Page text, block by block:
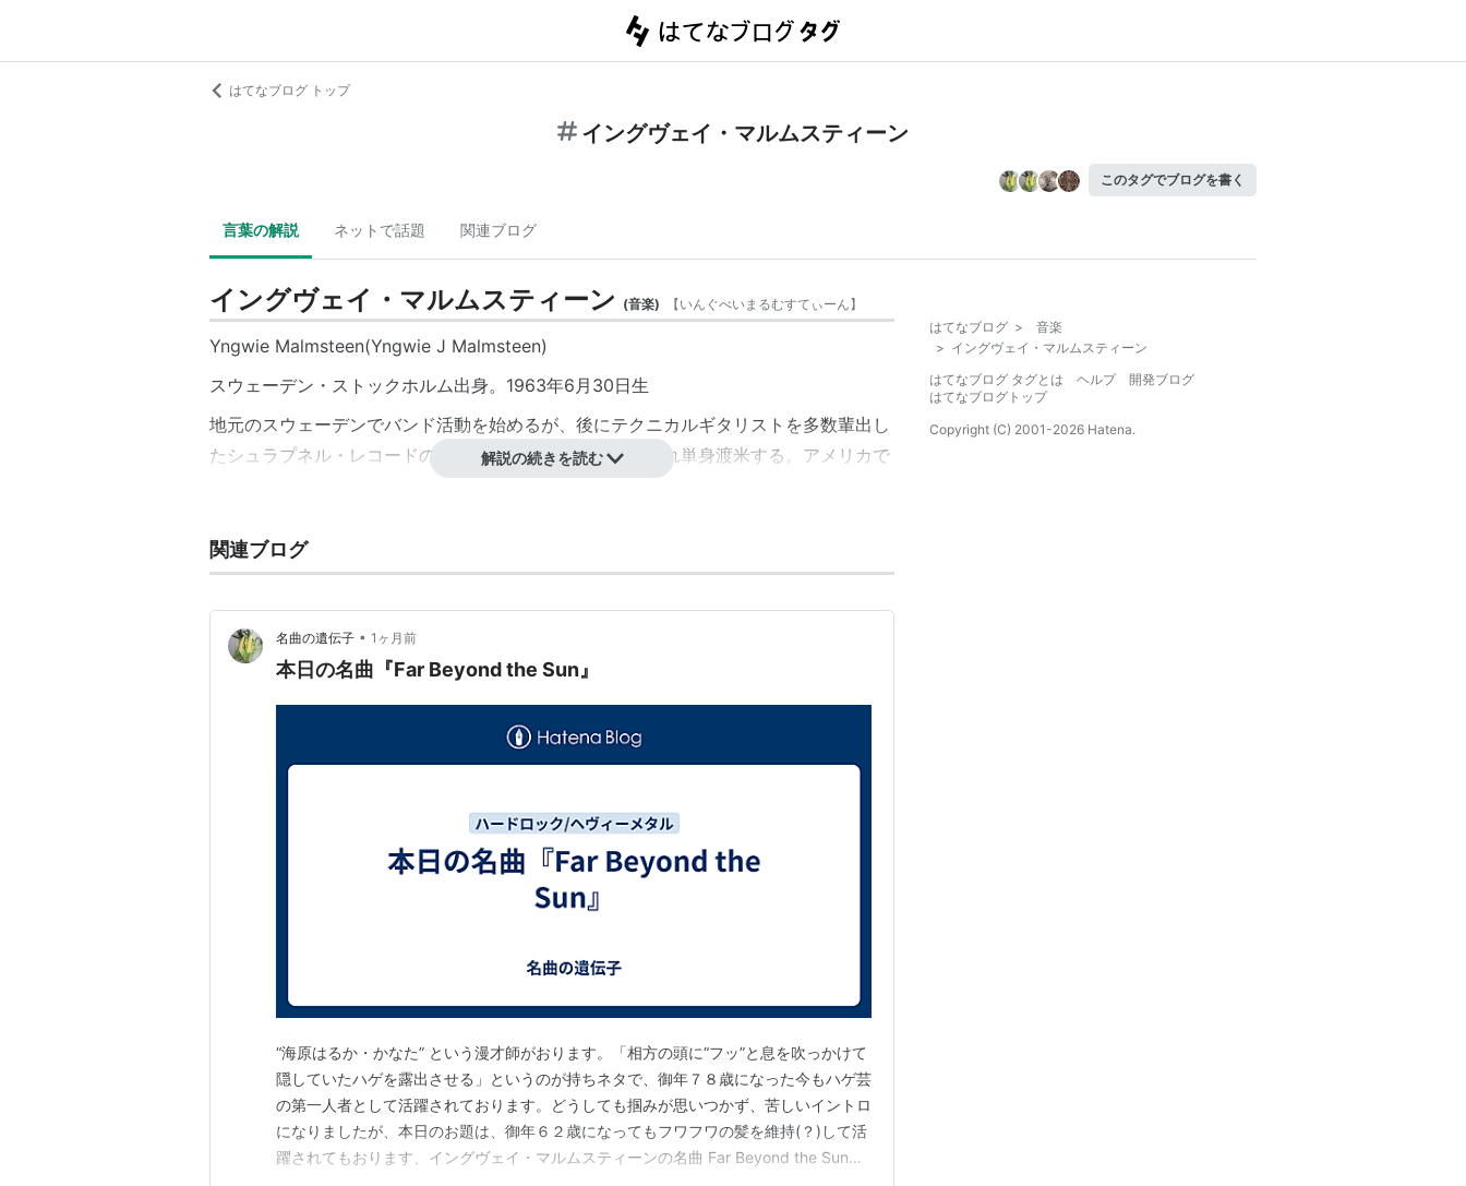
はてなブログ トップ
イングヴェイ・マルムスティーン
このタグでブログを書く
言葉の解説 ネットで話題 関連ブログ
イングヴェイ・マルムスティーン (音楽) 【いんぐべいまるむすてぃーん】
Yngwie Malmsteen(Yngwie J Malmsteen)
スウェーデン・ストックホルム出身。1963年6月30日生
地元のスウェーデンでバンド活動を始めるが、後にテクニカルギタリストを多数輩出し
たシュラプネル・レコードのマイク・ヴァーニーに見出され単身渡米する。アメリカで
ALCATRAZZに加入しグラハム・ボネットのバンドながら卓越したコンポーザーとして
の能力と圧倒的なギターテクニックを惜しみなく発揮する。このバンドでは84年に来日
を果たしライヴアルバムをリリースするも、グラハムとの不仲からスタジオアルバムは
やはり1枚のみのリリースで脱退。その後ソロ活動となり現在に至る。
超速弾きとクラシカルな作風で有名なメタルギタリスト。
北欧メタルの祖か。
ゴーマンな性格のせいかメンバーの入れ替わりは激しい。その性格が却ってファンの間
ではカリスマ的な人気を得ている。
趣味はギターコレクションとギター自慢、先祖自慢[ご先祖は貴族らしい]、愛車自
amazon:イングヴェイ・マルムスティーン
『俺の家は1662年に国王からナイトの称号を許された。俺は貴族なんだ。
いう意味なんだ』
『俺は貴族なんだ。正確には伯爵だ』
『スティーヴ・モーズがDEEP PURPLEに入った件？リッチー・ブラックモ
ア抜きでパープルは成立しないよ。リッチーの代わりになれるのは俺だけ
解説の続きを読む
関連ブログ
名曲の遺伝子 • 1ヶ月前
本日の名曲『Far Beyond the Sun』
“海原はるか・かなた” という漫才師がおります。「相方の頭に“フッ”と息を吹っかけて
隠していたハゲを露出させる」というのが持ちネタで、御年７８歳になった今もハゲ芸
の第一人者として活躍されております。どうしても掴みが思いつかず、苦しいイントロ
になりましたが、本日のお題は、御年６２歳になってもフワフワの髪を維持(？)して活
躍されてもおります、イングヴェイ・マルムスティーンの名曲 Far Beyond the Sun
はてなブログ >
音楽
> イングヴェイ・マルムスティーン
はてなブログ タグとは
ヘルプ
開発ブログ
はてなブログトップ
Copyright (C) 2001-2026 Hatena.